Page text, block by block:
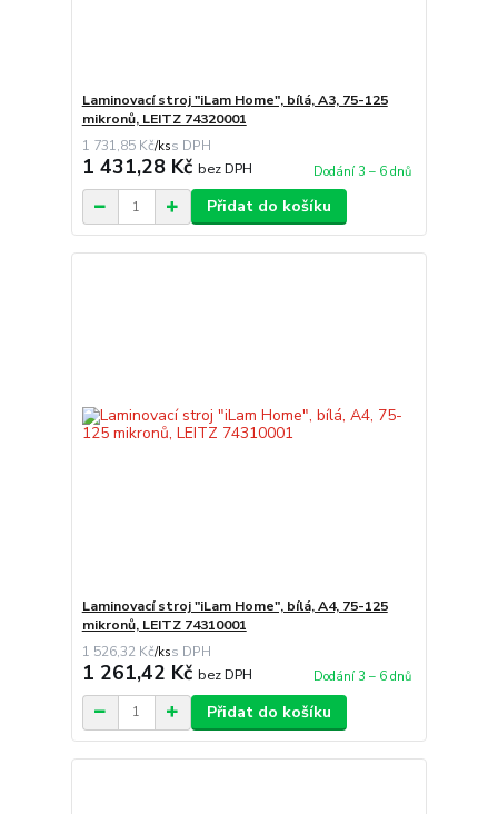
Laminovací stroj "iLam Home", bílá, A3, 75-125
mikronů, LEITZ 74320001
1 731,85 Kč/ks
1 431,28 Kč bez DPH Dodání 3 – 6 dnů
Přidat do košíku
Laminovací stroj "iLam Home", bílá, A4, 75-125
mikronů, LEITZ 74310001
1 526,32 Kč/ks
1 261,42 Kč bez DPH Dodání 3 – 6 dnů
Přidat do košíku